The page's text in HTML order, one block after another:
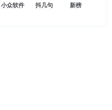
小众软件 抖几句 新榜